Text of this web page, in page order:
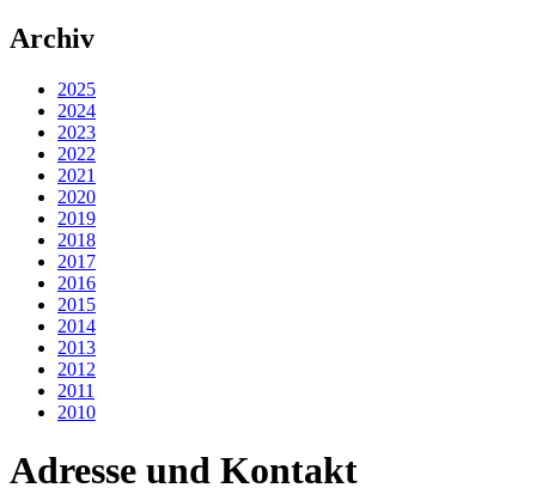
Archiv
2025
2024
2023
2022
2021
2020
2019
2018
2017
2016
2015
2014
2013
2012
2011
2010
Adresse und Kontakt